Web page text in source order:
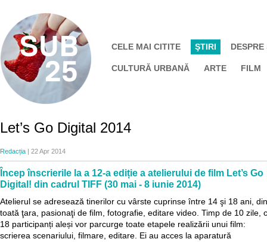
CELE MAI CITITE ŞTIRI DESPRE
CULTURĂ URBANĂ ARTE FILM
Let’s Go Digital 2014
Redacția | 22 Apr 2014
Încep înscrierile la a 12-a ediție a atelierului de film Let’s Go
Digital! din cadrul TIFF (30 mai - 8 iunie 2014)
Atelierul se adresează tinerilor cu vârste cuprinse între 14 şi 18 ani, din
toată ţara, pasionaţi de film, fotografie, editare video. Timp de 10 zile,
18 participanți aleși vor parcurge toate etapele realizării unui film:
scrierea scenariului, filmare, editare. Ei au acces la aparatură